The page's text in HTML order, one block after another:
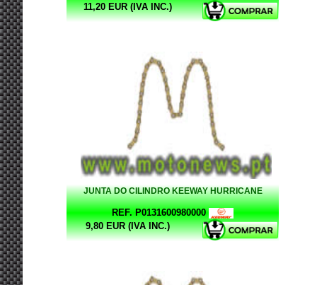
11,20 EUR (IVA INC.)
JUNTA DO CILINDRO KEEWAY HURRICANE
REF. P0131600980000
9,80 EUR (IVA INC.)